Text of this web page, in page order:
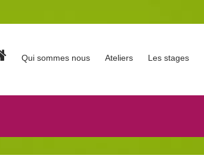
Qui sommes nous Ateliers Les stages